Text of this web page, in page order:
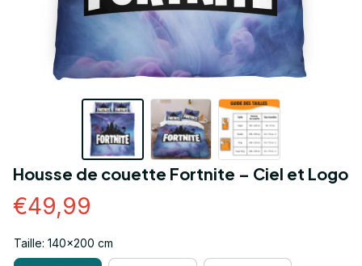
Housse de couette Fortnite – Ciel et Logo
€49,99
Taille: 140x200 cm